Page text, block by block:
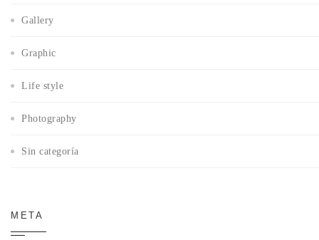
Gallery
Graphic
Life style
Photography
Sin categoría
META